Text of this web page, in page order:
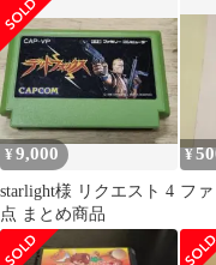
¥9,000
starlight様 リクエスト 4
点 まとめ商品
¥
フ